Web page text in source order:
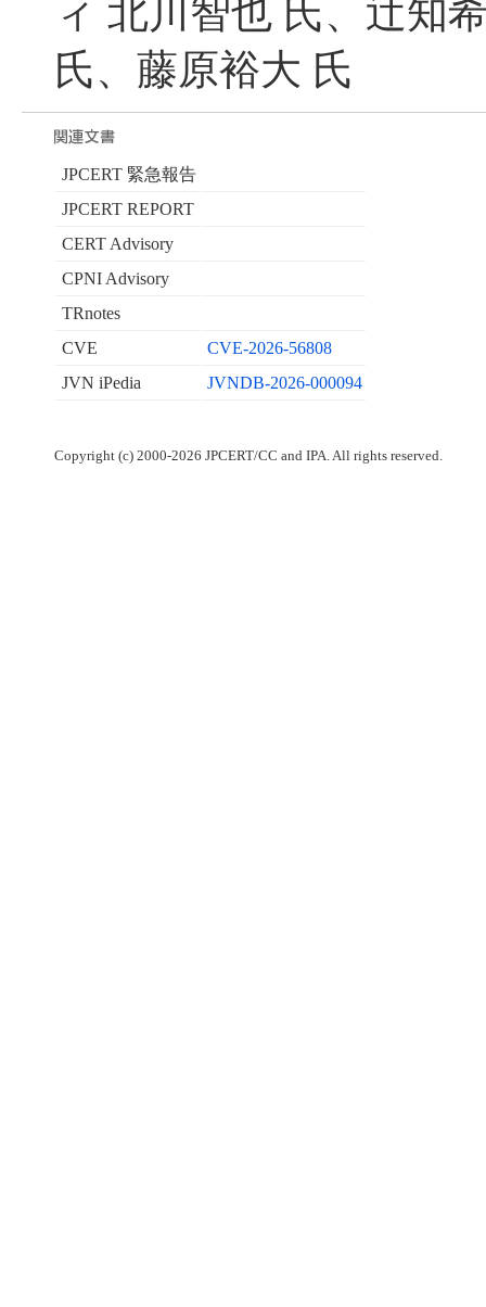
ィ 北川智也 氏、辻知
氏、藤原裕大 氏
JPCERT 緊急報告
JPCERT REPORT
CERT Advisory
CPNI Advisory
TRnotes
CVE
CVE-2026-56808
JVN iPedia
JVNDB-2026-000094
Copyright (c) 2000-2026 JPCERT/CC and IPA. All rights reserved.